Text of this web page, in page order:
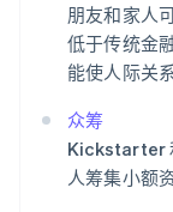
朋友和家人
低于传统金
能使人际关
众筹
Kickstarter
人筹集小额